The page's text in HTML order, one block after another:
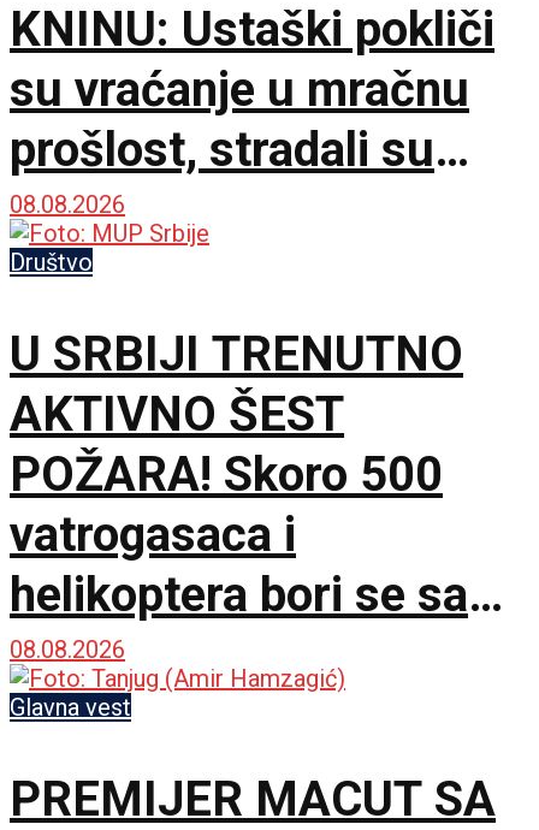
KNINU: Ustaški pokliči
su vraćanje u mračnu
prošlost, stradali su
samo zato što su bili
Srbi
08.08.2026
Društvo
U SRBIJI TRENUTNO
AKTIVNO ŠEST
POŽARA! Skoro 500
vatrogasaca i
helikoptera bori se sa
vatrenom stihijom!
08.08.2026
Glavna vest
PREMIJER MACUT SA